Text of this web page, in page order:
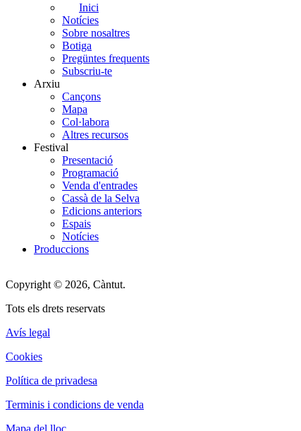
Inici
Notícies
Sobre nosaltres
Botiga
Pregüntes frequents
Subscriu-te
Arxiu
Cançons
Mapa
Col·labora
Altres recursos
Festival
Presentació
Programació
Venda d'entrades
Cassà de la Selva
Edicions anteriors
Espais
Notícies
Produccions
Copyright © 2026, Càntut.
Tots els drets reservats
Avís legal
Cookies
Política de privadesa
Terminis i condicions de venda
Mapa del lloc